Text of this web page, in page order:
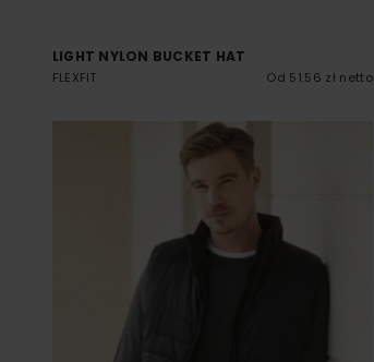
LIGHT NYLON BUCKET HAT
FLEXFIT Od 51.56 zł netto